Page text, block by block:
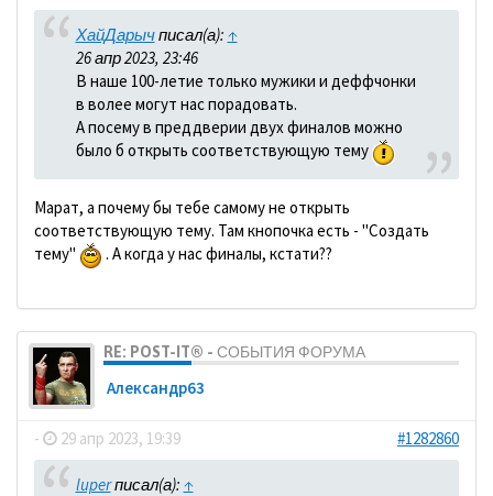
ХайДарычписал(а): ↑
26 апр 2023, 23:46
В наше 100-летие только мужики и деффчонки
в волее могут нас порадовать.
А посему в преддверии двух финалов можно
было б открыть соответствующую тему
Марат, а почему бы тебе самому не открыть
соответствующую тему. Там кнопочка есть - "Создать
тему"
. А когда у нас финалы, кстати??
RE: POST-IT® - СОБЫТИЯ ФОРУМА
Александр63
- 29 апр 2023, 19:39 #1282860
luperписал(а): ↑